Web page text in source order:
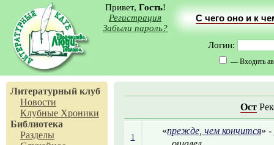
Привет, Гость!
Регистрация
Забыли пароль?
С чего оно и к
Логин:
— Входить
Литературный клуб
Новости
Клубные Хроники
Библиотека
Разделы
Ост
1
«прежде, чем кончится» -